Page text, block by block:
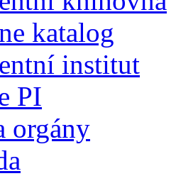
katalog
institut
PI
orgány